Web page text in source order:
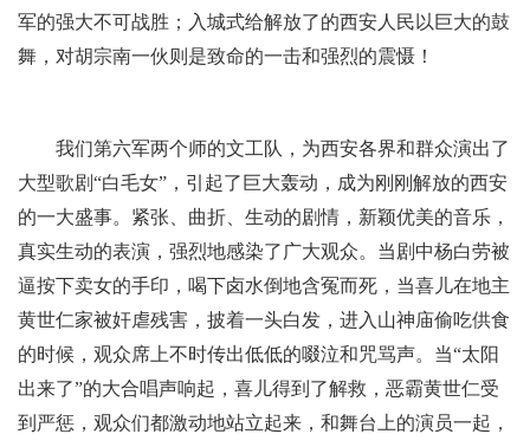
军的强大不可战胜；入城式给解放了的西安人民以巨大的鼓
舞，对胡宗南一伙则是致命的一击和强烈的震慑！
我们第六军两个师的文工队，为西安各界和群众演出了
大型歌剧“白毛女”，引起了巨大轰动，成为刚刚解放的西安
的一大盛事。紧张、曲折、生动的剧情，新颖优美的音乐，
真实生动的表演，强烈地感染了广大观众。当剧中杨白劳被
逼按下卖女的手印，喝下卤水倒地含冤而死，当喜儿在地主
黄世仁家被奸虐残害，披着一头白发，进入山神庙偷吃供食
的时候，观众席上不时传出低低的啜泣和咒骂声。当“太阳
出来了”的大合唱声响起，喜儿得到了解救，恶霸黄世仁受
到严惩，观众们都激动地站立起来，和舞台上的演员一起，